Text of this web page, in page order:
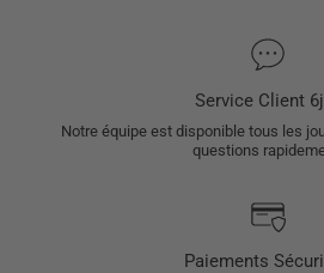
Service Client
Notre équipe est disponible tous les
questions
Paiements